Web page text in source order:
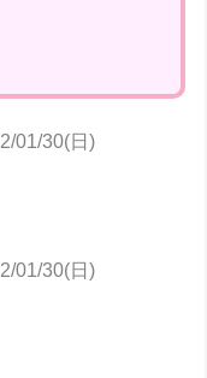
01/30(日)
01/30(日)